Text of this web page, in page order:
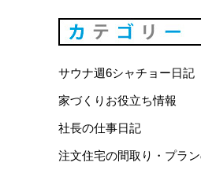
サウナ週6シャチョー日記
家づくりお役立ち情報
社長の仕事日記
注文住宅の間取り・プラ